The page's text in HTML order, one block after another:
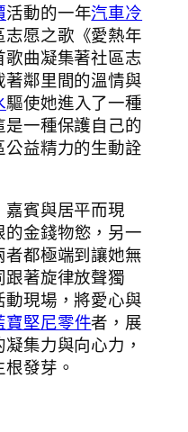
活動的一年汽車冷
愿之歌《愛熱年
曲凝集著社區志
鄰里間的溫情與
驅使她進入了一種
一種保護自己的
益精力的生動詮
賓與居平而現
的金錢物慾，另一
都極端到讓她無
著旋律放聲獨
現場，將愛心與
寶堅尼零件者，展
集力與向心力，
發芽。